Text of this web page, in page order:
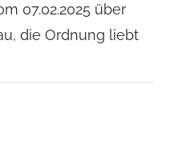
07.02.2025 über
die Ordnung liebt